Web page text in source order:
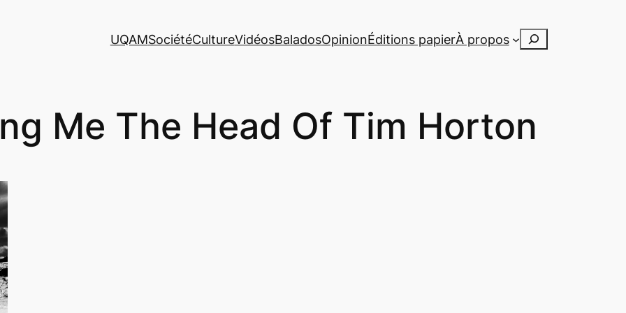
UQAMSociétéCultureVidéosBaladosOpinionÉditions papierÀ propos Rechercher
Me The Head Of Tim Horton